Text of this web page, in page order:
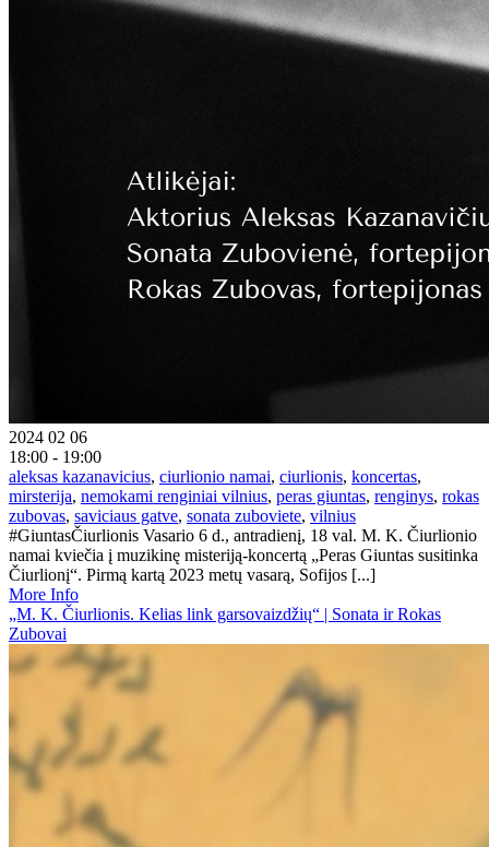
2024 02 06
18:00 - 19:00
aleksas kazanavicius, ciurlionio namai, ciurlionis, koncertas,
mirsterija, nemokami renginiai vilnius, peras giuntas, renginys, rokas
zubovas, saviciaus gatve, sonata zuboviete, vilnius
#GiuntasČiurlionis Vasario 6 d., antradienį, 18 val. M. K. Čiurlionio
namai kviečia į muzikinę misteriją-koncertą „Peras Giuntas susitinka
Čiurlionį“. Pirmą kartą 2023 metų vasarą, Sofijos [...]
More Info
„M. K. Čiurlionis. Kelias link garsovaizdžių“ | Sonata ir Rokas
Zubovai